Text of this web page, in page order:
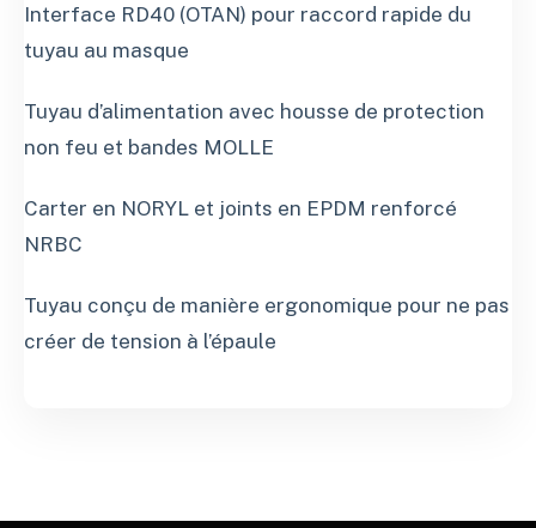
Interface RD40 (OTAN) pour raccord rapide du
tuyau au masque
Tuyau d’alimentation avec housse de protection
non feu et bandes MOLLE
Carter en NORYL et joints en EPDM renforcé
NRBC
Tuyau conçu de manière ergonomique pour ne pas
créer de tension à l’épaule